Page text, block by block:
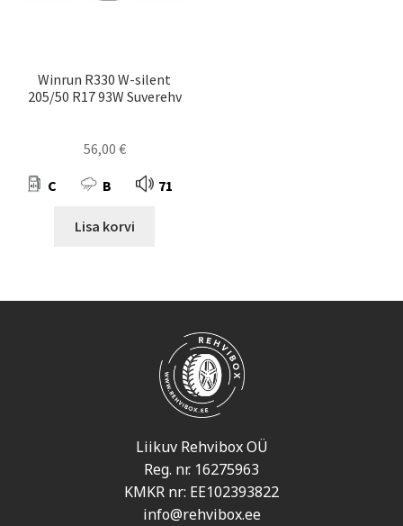
Winrun R330 W-silent
205/50 R17 93W Suverehv
56,00 €
C B 71
Lisa korvi
Liikuv Rehvibox OÜ
Reg. nr. 16275963
KMKR nr: EE102393822
info@rehvibox.ee